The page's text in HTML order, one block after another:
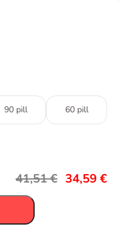
90 pill 60 pill
41,51€ 34,59 €